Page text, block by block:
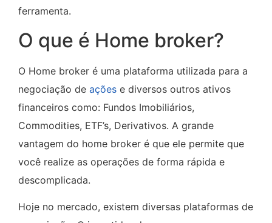
ferramenta.
O que é Home broker?
O Home broker é uma plataforma utilizada para a
negociação de ações e diversos outros ativos
financeiros como: Fundos Imobiliários,
Commodities, ETF’s, Derivativos. A grande
vantagem do home broker é que ele permite que
você realize as operações de forma rápida e
descomplicada.
Hoje no mercado, existem diversas plataformas de